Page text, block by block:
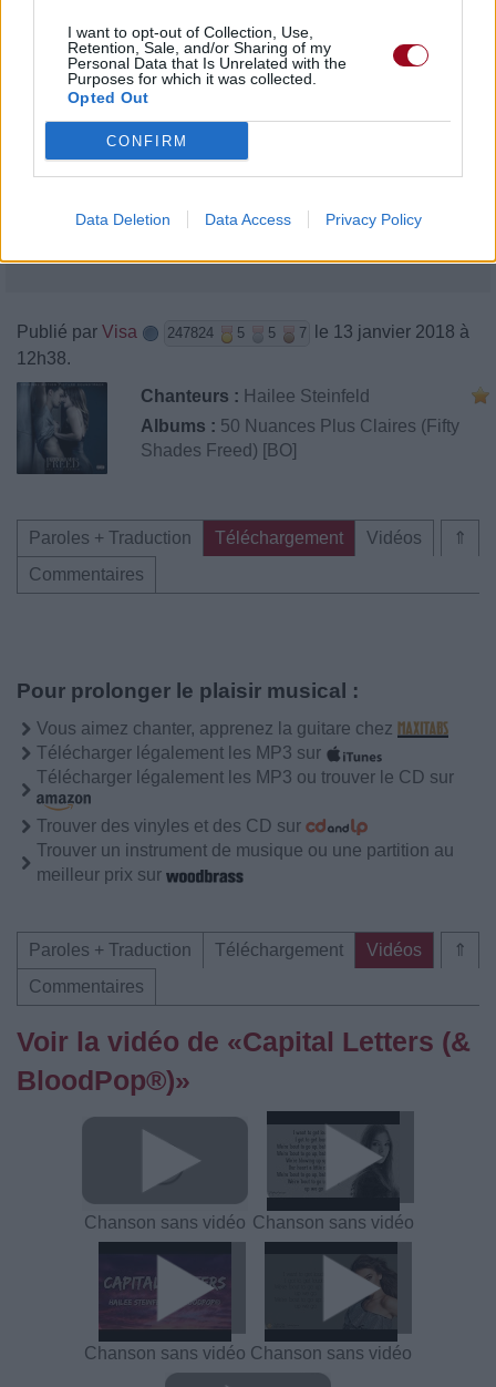
I want to opt-out of Collection, Use,
Retention, Sale, and/or Sharing of my
Personal Data that Is Unrelated with the
Purposes for which it was collected.
Opted Out
CONFIRM
Data Deletion Data Access Privacy Policy
Publié par Visa 247824 5 5 7
le 13 janvier 2018 à
12h38.
Chanteurs : Hailee Steinfeld
Albums : 50 Nuances Plus Claires (Fifty
Shades Freed) [BO]
⇑
Paroles + Traduction Téléchargement
Vidéos
Commentaires
Pour prolonger le plaisir musical :
Vous aimez chanter, apprenez la guitare chez
Télécharger légalement les MP3 sur
Télécharger légalement les MP3 ou trouver le CD sur
Trouver des vinyles et des CD sur
Trouver un instrument de musique ou une partition au
meilleur prix sur
⇑
Paroles + Traduction Téléchargement
Vidéos
Commentaires
Voir la vidéo de «Capital Letters (&
BloodPop®)»
Chanson sans vidéo Chanson sans vidéo
Chanson sans vidéo Chanson sans vidéo